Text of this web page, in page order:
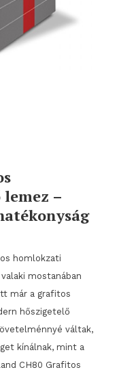
–
homlokzati
mostanában
már a grafitos
hőszigetelő
váltak,
kínálnak, mint a
CH80 Grafitos